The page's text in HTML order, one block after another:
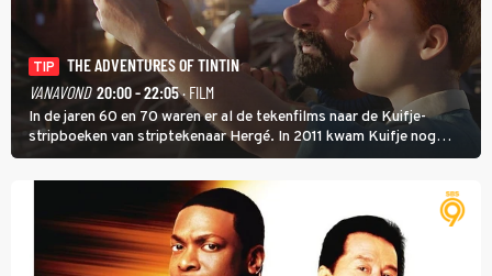
TIP
THE ADVENTURES OF TINTIN
VANAVOND 20:00 - 22:05· FILM
In de jaren 60 en 70 waren er al de tekenfilms naar de Kuifje-
stripboeken van striptekenaar Hergé. In 2011 kwam Kuifje nog
meer tot leven in The Adventures of Tintin van Steven Spielberg.